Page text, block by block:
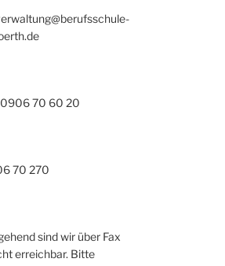
0906 70 60 20
70 270
sind wir über Fax
erreichbar. Bitte